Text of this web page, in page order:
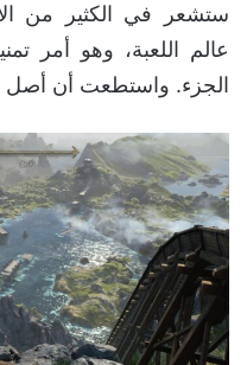
ستشعر في الكثير من
عالم اللعبة، وهو أمر
الجزء. واستطعت أن أصل